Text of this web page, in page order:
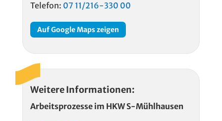
Telefon: 07 11/216-330 00
Auf Google Maps zeigen
Weitere Informationen:
Arbeitsprozesse im HKWS-Mühlhausen